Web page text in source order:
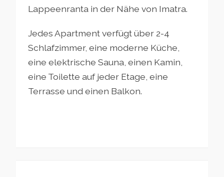
Lappeenranta in der Nähe von Imatra.
Jedes Apartment verfügt über 2-4
Schlafzimmer, eine moderne Küche,
eine elektrische Sauna, einen Kamin,
eine Toilette auf jeder Etage, eine
Terrasse und einen Balkon.